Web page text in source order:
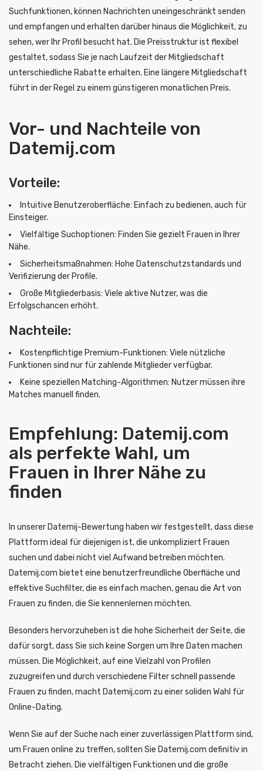
Suchfunktionen, können Nachrichten uneingeschränkt senden
und empfangen und erhalten darüber hinaus die Möglichkeit, zu
sehen, wer Ihr Profil besucht hat. Die Preisstruktur ist flexibel
gestaltet, sodass Sie je nach Laufzeit der Mitgliedschaft
unterschiedliche Rabatte erhalten. Eine längere Mitgliedschaft
führt in der Regel zu einem günstigeren monatlichen Preis.
Vor- und Nachteile von
Datemij.com
Vorteile:
Intuitive Benutzeroberfläche: Einfach zu bedienen, auch für
Einsteiger.
Vielfältige Suchoptionen: Finden Sie gezielt Frauen in Ihrer
Nähe.
Sicherheitsmaßnahmen: Hohe Datenschutzstandards und
Verifizierung der Profile.
Große Mitgliederbasis: Viele aktive Nutzer, was die
Erfolgschancen erhöht.
Nachteile:
Kostenpflichtige Premium-Funktionen: Viele nützliche
Funktionen sind nur für zahlende Mitglieder verfügbar.
Keine speziellen Matching-Algorithmen: Nutzer müssen ihre
Matches manuell finden.
Empfehlung: Datemij.com
als perfekte Wahl, um
Frauen in Ihrer Nähe zu
finden
In unserer Datemij-Bewertung haben wir festgestellt, dass diese
Plattform ideal für diejenigen ist, die unkompliziert Frauen
suchen und dabei nicht viel Aufwand betreiben möchten.
Datemij.com bietet eine benutzerfreundliche Oberfläche und
effektive Suchfilter, die es einfach machen, genau die Art von
Frauen zu finden, die Sie kennenlernen möchten.
Besonders hervorzuheben ist die hohe Sicherheit der Seite, die
dafür sorgt, dass Sie sich keine Sorgen um Ihre Daten machen
müssen. Die Möglichkeit, auf eine Vielzahl von Profilen
zuzugreifen und durch verschiedene Filter schnell passende
Frauen zu finden, macht Datemij.com zu einer soliden Wahl für
Online-Dating.
Wenn Sie auf der Suche nach einer zuverlässigen Plattform sind,
um Frauen online zu treffen, sollten Sie Datemij.com definitiv in
Betracht ziehen. Die vielfältigen Funktionen und die große